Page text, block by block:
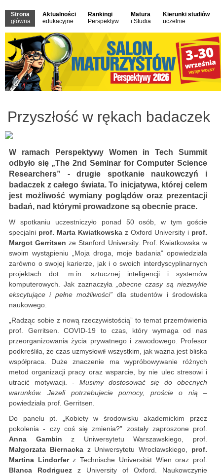
Strona
główna
Aktualności
edukacyjne
Rankingi
Perspektyw
Matura
i Studia
Kierunki studiów
uczelnie
Przyszłość w rękach badaczek
W ramach Perspektywy Women in Tech Summit
odbyło się „The 2nd Seminar for Computer Science
Researchers” - drugie spotkanie naukowczyń i
badaczek z całego świata. To inicjatywa, której celem
jest możliwość wymiany poglądów oraz prezentacji
badań, nad którymi prowadzone są obecnie prace.
W spotkaniu uczestniczyło ponad 50 osób, w tym goście
specjalni prof. Marta Kwiatkowska z Oxford University i prof.
Margot Gerritsen ze Stanford University. Prof. Kwiatkowska w
swoim wystąpieniu „Moja droga, moje badania” opowiedziała
zarówno o swojej karierze, jak i o swoich interdyscyplinarnych
projektach dot. m.in. sztucznej inteligencji i systemów
komputerowych. Jak zaznaczyła „obecne czasy są niezwykle
ekscytujące i pełne możliwości” dla studentów i środowiska
naukowego.
„Radząc sobie z nową rzeczywistością” to temat przemówienia
prof. Gerritsen. COVID-19 to czas, który wymaga od nas
przeorganizowania życia prywatnego i zawodowego. Profesor
podkreśliła, że czas uzmysłowił wszystkim, jak ważna jest bliska
współpraca. Duże znaczenie ma wypróbowywanie różnych
metod organizacji pracy oraz wsparcie, by nie ulec stresowi i
utracić motywacji. - Musimy dostosować się do obecnych
warunków. Jeżeli potrzebujecie pomocy, proście o nią–
powiedziała prof. Gerritsen.
Do panelu pt. „Kobiety w środowisku akademickim przez
pokolenia - czy coś się zmienia?” zostały zaproszone prof.
Anna Gambin z Uniwersytetu Warszawskiego, prof.
Małgorzata Biernacka z Uniwersytetu Wrocławskiego, prof.
Martina Lindorferz Technische Universität Wien oraz prof.
Blanca Rodriguez z University of Oxford. Naukowczynie